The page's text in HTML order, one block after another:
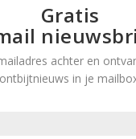
Gratis
achter en
ontbijtnieuws in je